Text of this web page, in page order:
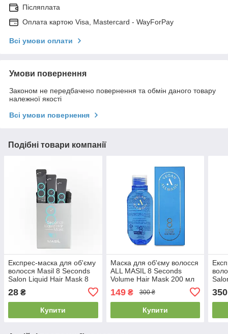
Післяплата
Оплата картою Visa, Mastercard - WayForPay
Всі умови оплати
Умови повернення
Законом не передбачено повернення та обмін даного товару
належної якості
Всі умови повернення
Подібні товари компанії
Експрес-маска для об'єму
волосся Masil 8 Seconds
Salon Liquid Hair Mask 8
28 ₴
Купити
Маска для об'єму волосся
ALL MASIL 8 Seconds
Volume Hair Mask 200 мл
149₴ 300 ₴
Купити
350